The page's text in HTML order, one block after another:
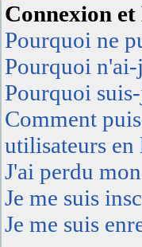
Connexion
Pourquoi ne
Pourquoi n'ai-
Pourquoi
Comment
utilisateurs en
J'ai perdu
Je me suis
Je me suis